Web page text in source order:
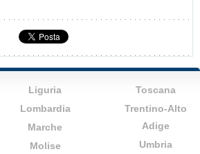
Liguria
Lombardia
Marche
Molise
Toscana
Trentino-Alto
Adige
Umbria